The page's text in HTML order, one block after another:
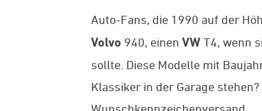
Auto-Fans, die 1990 auf der
Volvo 940, einen VW T4, wenn
sollte. Diese Modelle mit
Klassiker in der Garage